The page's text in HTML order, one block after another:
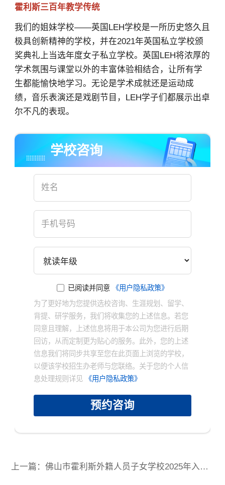
霍利斯三百年教学传统
我们的姐妹学校——英国LEH学校是一所历史悠久且
极具创新精神的学校，并在2021年英国私立学校颁
奖典礼上当选年度女子私立学校。英国LEH将浓厚的
学术氛围与课堂以外的丰富体验相结合，让所有学
生都能愉快地学习。无论是学术成就还是运动成
绩，音乐表演还是戏剧节目，LEH学子们都展示出卓
尔不凡的表现。
学校咨询
已阅读并同意
《用户隐私政策》
为了更好地为您提供选校咨询、生涯规划、留学、
背提、研学服务，我们将收集您的上述信息。若您
同意且理解，上述信息将用于本公司为您进行后期
回访，从而定制更为贴心的服务。此外，您的上述
信息我们将同步共享至您在此页面上浏览的学校，
以便该学校招生办老师与您联络。关于您的个人信
息处理规则详见
《用户隐私政策》
预约咨询
上一篇：佛山市霍利斯外籍人员子女学校2025年入学评估与面试须知